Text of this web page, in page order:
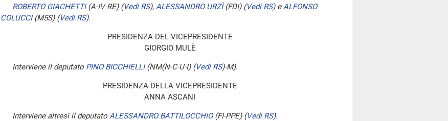
ROBERTO GIACHETTI(A-IV-RE) (Vedi RS), ALESSANDRO URZÌ(FDI) (Vedi RS)eALFONSO
COLUCCI(M5S) (Vedi RS).
PRESIDENZA DEL VICEPRESIDENTE
GIORGIO MULÈ
Interviene il deputato PINO BICCHIELLI(NM(N-C-U-I) (Vedi RS)-M).
PRESIDENZA DELLA VICEPRESIDENTE
ANNA ASCANI
Interviene altresì il deputato ALESSANDRO BATTILOCCHIO(FI-PPE) (Vedi RS).